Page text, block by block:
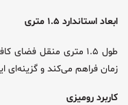
ابعاد استاندارد ۱.۵ متری
طول ۱.۵ متری منقل
زمان فراهم می‌کند و گزینه‌ای
کاربرد رومیزی